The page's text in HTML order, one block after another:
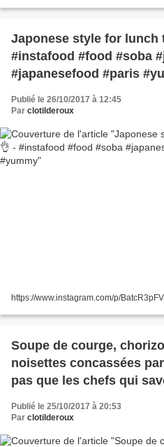
Japonese style for lunch
#instafood #food #soba
#japanesefood #paris
Publié le 26/10/2017 à 12:45
Par clotilderoux
https://www.instagram.com/p/
Soupe de courge,
noisettes concassées par
pas que les chefs qui
@justinepascuito -
#courge #legumes
Publié le 25/10/2017 à 20:53
Par clotilderoux